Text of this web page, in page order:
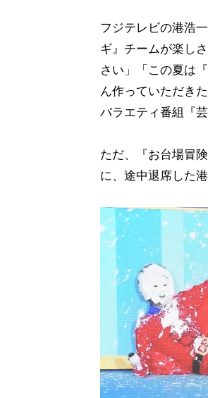
フジテレビの港浩
ギ』チームが楽し
さい」「この夏は
ん作っていただき
バラエティ番組『
ただ、『お台場冒
に、途中退席した